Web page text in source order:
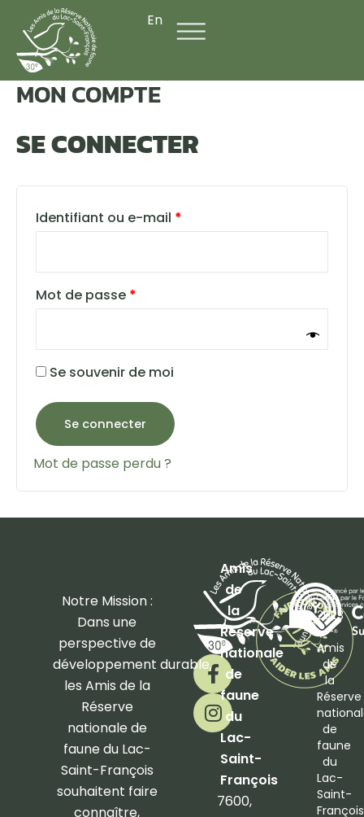
contenu
En
MON COMPTE
SE CONNECTER
Identifiant ou e-mail *
Mot de passe *
Obligatoire
Se souvenir de moi
Se connecter
Mot de passe perdu ?
F
a
c
e
b
o
o
k
I
n
s
t
a
g
a
Amis
de
la
Réserve
nationale
de
faune
du
Lac-
Saint-
François
7600,
Notre Mission :
Dans une
perspective de
développement durable,
les Amis de la
Réserve
nationale de
faune du Lac-
Saint-François
souhaitent faire
connaître,
©
2023
–
Amis
de
la
Réserve
de
faune
du
Lac-
Saint-
François